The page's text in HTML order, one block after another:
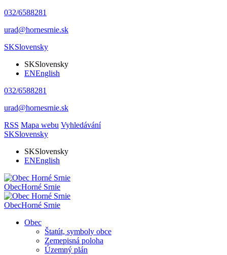
032/6588281
urad@hornesrnie.sk
SKSlovensky
SKSlovensky
ENEnglish
032/6588281
urad@hornesrnie.sk
RSS Mapa webu Vyhledávání
SKSlovensky
SKSlovensky
ENEnglish
ObecHorné Srnie
ObecHorné Srnie
Obec
Štatút, symboly obce
Zemepisná poloha
Územný plán